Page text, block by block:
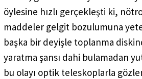
öylesine hızlı gerçekleşti ki,
maddeler gelgit bozulumuna
başka bir deyişle toplanma
yaratma şansı dahi bulamadan
bu olayı optik teleskoplarla